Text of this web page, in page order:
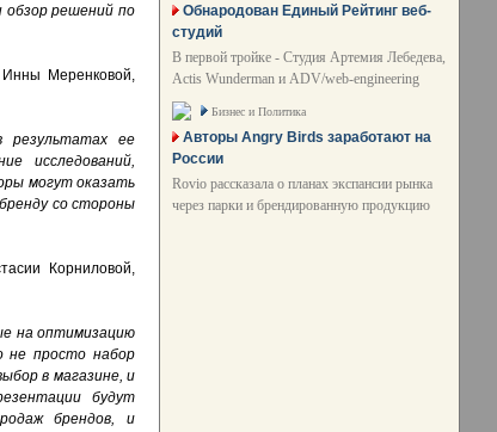
обзор решений по
Меренковой,
результатах ее
исследований,
могут оказать
со стороны
Корниловой,
на оптимизацию
не просто набор
в магазине, и
будут
брендов, и
Обнародован Единый Рейтинг веб-
студий
В первой тройке - Студия Артемия Лебедева,
Actis Wunderman и ADV/web-engineering
Бизнес и Политика
Авторы Angry Birds заработают на
России
Rovio рассказала о планах экспансии рынка
через парки и брендированную продукцию